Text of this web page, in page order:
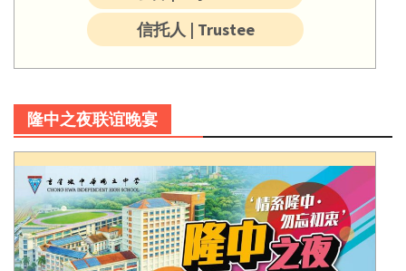
信托人 | Trustee
隆中之夜联谊晚宴